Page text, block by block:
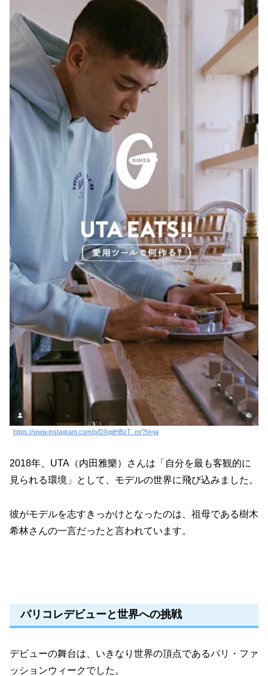
https://www.instagram.com/p/DXgtlHBzT_m/?hl=ja
2018年、UTA（内田雅樂）さんは「自分を最も客観的に
見られる環境」として、モデルの世界に飛び込みました。
彼がモデルを志すきっかけとなったのは、祖母である樹木
希林さんの一言だったと言われています。
パリコレデビューと世界への挑戦
デビューの舞台は、いきなり世界の頂点であるパリ・ファ
ッションウィークでした。